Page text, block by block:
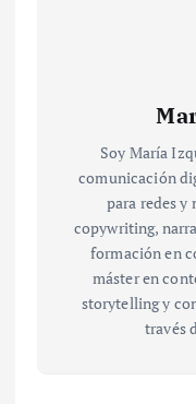
Soy María
comunicación
para redes
copywriting,
formación en
máster en
storytelling y
través